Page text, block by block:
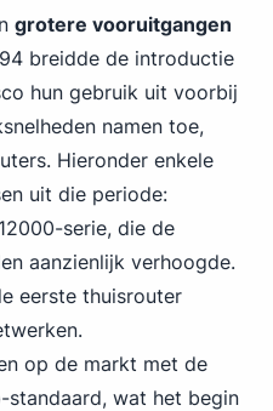
grotere vooruitgangen
breidde de introductie
hun gebruik uit voorbij
namen toe,
Hieronder enkele
uit die periode:
serie, die de
aanzienlijk verhoogde.
eerste thuisrouter
op de markt met de
standaard, wat het begin